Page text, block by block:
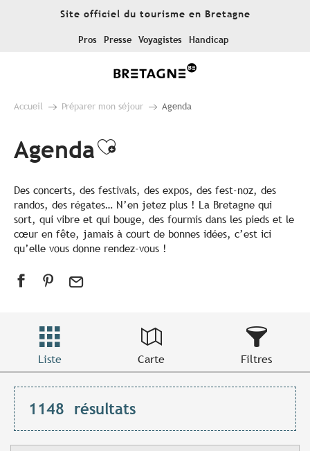
Site officiel du tourisme en Bretagne
Pros Presse Voyagistes Handicap
Accueil Préparer mon séjour Agenda
AgendaAjouter aux favoris
Des concerts, des festivals, des expos, des fest-noz, des
randos, des régates… N’en jetez plus ! La Bretagne qui
sort, qui vibre et qui bouge, des fourmis dans les pieds et le
cœur en fête, jamais à court de bonnes idées, c’est ici
qu’elle vous donne rendez-vous !
Liste Carte Filtres
1148 résultats